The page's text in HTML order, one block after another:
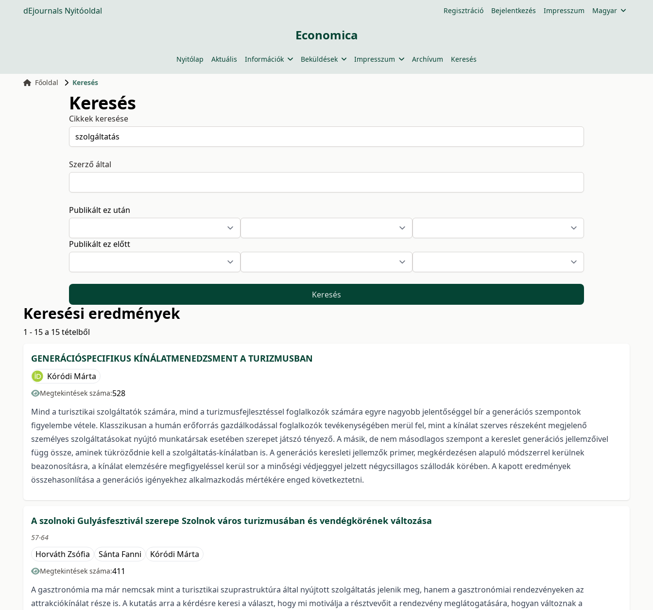
dEjournals Nyitóoldal Regisztráció Bejelentkezés Impresszum Magyar
Economica
Nyitólap Aktuális Információk Beküldések Impresszum Archívum Keresés
Főoldal Keresés
Keresés
Cikkek keresése
Szerző által
Publikált ez után
Publikált ez előtt
Keresés
Keresési eredmények
1 - 15 a 15 tételből
GENERÁCIÓSPECIFIKUS KÍNÁLATMENEDZSMENT A TURIZMUSBAN
Kóródi Márta
Megtekintések száma:528
Mind a turisztikai szolgáltatók számára, mind a turizmusfejlesztéssel foglalkozók számára egyre nagyobb jelentőséggel bír a generációs szempontok
figyelembe vétele. Klasszikusan a humán erőforrás gazdálkodással foglalkozók tevékenységében merül fel, mint a kínálat szerves részeként megjelenő
személyes szolgáltatásokat nyújtó munkatársak esetében szerepet játszó tényező. A másik, de nem másodlagos szempont a kereslet generációs jellemzőivel
függ össze, aminek tükröződnie kell a szolgáltatás-kínálatban is. A generációs keresleti jellemzők primer, megkérdezésen alapuló módszerrel kerülnek
beazonosításra, a kínálat elemzésére megfigyeléssel kerül sor a minőségi védjeggyel jelzett négycsillagos szállodák körében. A kapott eredmények
összehasonlítása a generációs igényekhez alkalmazkodás mértékére enged következtetni.
A szolnoki Gulyásfesztivál szerepe Szolnok város turizmusában és vendégkörének változása
57-64
Horváth Zsófia Sánta Fanni Kóródi Márta
Megtekintések száma:411
A gasztronómia ma már nemcsak mint a turisztikai szuprastruktúra által nyújtott szolgáltatás jelenik meg, hanem a gasztronómiai rendezvényeken az
attrakciókínálat része is. A kutatás arra a kérdésre keresi a választ, hogy mi motiválja a résztvevőit a rendezvény meglátogatására, hogyan változnak a